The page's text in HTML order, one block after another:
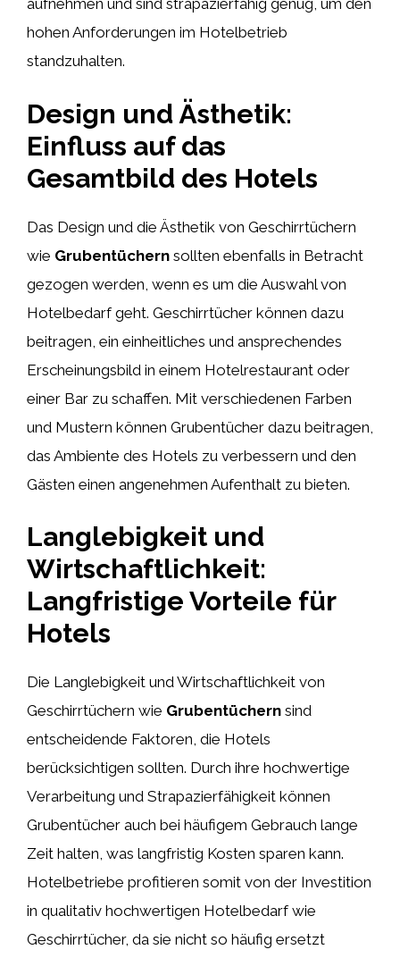
aufnehmen und sind strapazierfähig genug, um den
hohen Anforderungen im Hotelbetrieb
standzuhalten.
Design und Ästhetik:
Einfluss auf das
Gesamtbild des Hotels
Das Design und die Ästhetik von Geschirrtüchern
wie Grubentüchern sollten ebenfalls in Betracht
gezogen werden, wenn es um die Auswahl von
Hotelbedarf geht. Geschirrtücher können dazu
beitragen, ein einheitliches und ansprechendes
Erscheinungsbild in einem Hotelrestaurant oder
einer Bar zu schaffen. Mit verschiedenen Farben
und Mustern können Grubentücher dazu beitragen,
das Ambiente des Hotels zu verbessern und den
Gästen einen angenehmen Aufenthalt zu bieten.
Langlebigkeit und
Wirtschaftlichkeit:
Langfristige Vorteile für
Hotels
Die Langlebigkeit und Wirtschaftlichkeit von
Geschirrtüchern wie Grubentüchern sind
entscheidende Faktoren, die Hotels
berücksichtigen sollten. Durch ihre hochwertige
Verarbeitung und Strapazierfähigkeit können
Grubentücher auch bei häufigem Gebrauch lange
Zeit halten, was langfristig Kosten sparen kann.
Hotelbetriebe profitieren somit von der Investition
in qualitativ hochwertigen Hotelbedarf wie
Geschirrtücher, da sie nicht so häufig ersetzt